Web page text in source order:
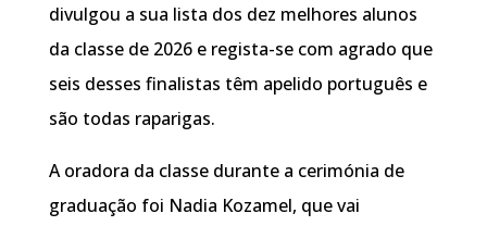
divulgou a sua lista dos dez melhores alunos
da classe de 2026 e regista-se com agrado que
seis desses finalistas têm apelido português e
são todas raparigas.
A oradora da classe durante a cerimónia de
graduação foi Nadia Kozamel, que vai